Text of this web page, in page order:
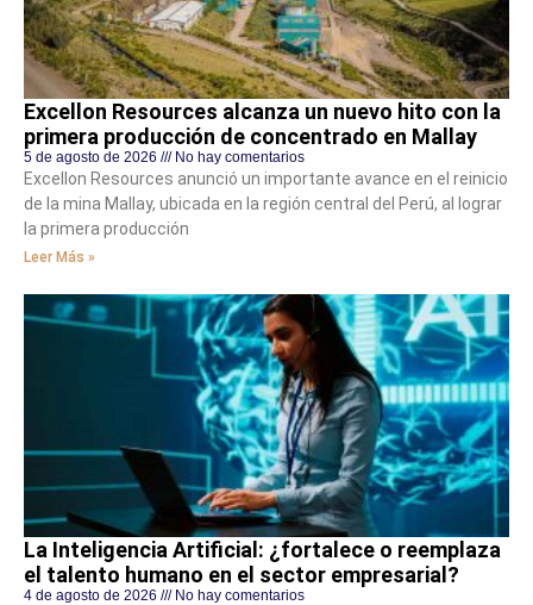
Excellon Resources alcanza un nuevo hito con la
primera producción de concentrado en Mallay
5 de agosto de 2026 No hay comentarios
Excellon Resources anunció un importante avance en el reinicio
de la mina Mallay, ubicada en la región central del Perú, al lograr
la primera producción
Leer Más »
La Inteligencia Artificial: ¿fortalece o reemplaza
el talento humano en el sector empresarial?
4 de agosto de 2026 No hay comentarios